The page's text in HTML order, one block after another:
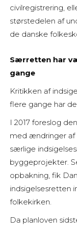
civilregistrering,
størstedelen af
de danske
Særretten har
gange
Kritikken af
flere gange har
I 2017 foreslog
med ændringer af
særlige
byggeprojekter.
opbakning, fik
indsigelsesretten
folkekirken.
Da planloven